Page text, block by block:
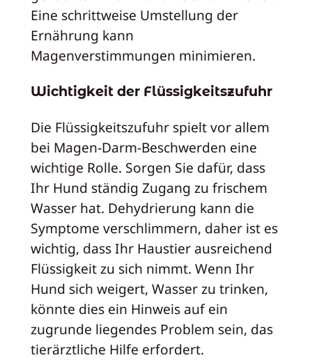
Eine schrittweise Umstellung der
Ernährung kann
Magenverstimmungen minimieren.
Wichtigkeit der Flüssigkeitszufuhr
Die Flüssigkeitszufuhr spielt vor allem
bei Magen-Darm-Beschwerden eine
wichtige Rolle. Sorgen Sie dafür, dass
Ihr Hund ständig Zugang zu frischem
Wasser hat. Dehydrierung kann die
Symptome verschlimmern, daher ist es
wichtig, dass Ihr Haustier ausreichend
Flüssigkeit zu sich nimmt. Wenn Ihr
Hund sich weigert, Wasser zu trinken,
könnte dies ein Hinweis auf ein
zugrunde liegendes Problem sein, das
tierärztliche Hilfe erfordert.